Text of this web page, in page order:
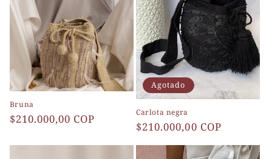
ó
n
:
Bruna
Precio
$210.000,00 COP
Agotado
Carlota negra
Precio
$210.000,00 COP